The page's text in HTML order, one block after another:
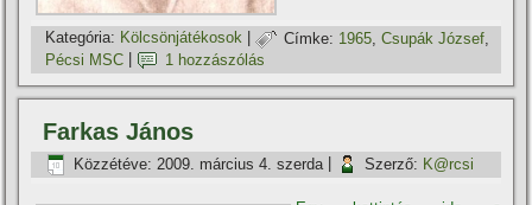
Kategória: Kölcsönjátékosok | Címke: 1965 ,Csupák József
Pécsi MSC
1 hozzászólás
Farkas János
Közzétéve: 2009. március 4. szerda Szerző: K@rcsi